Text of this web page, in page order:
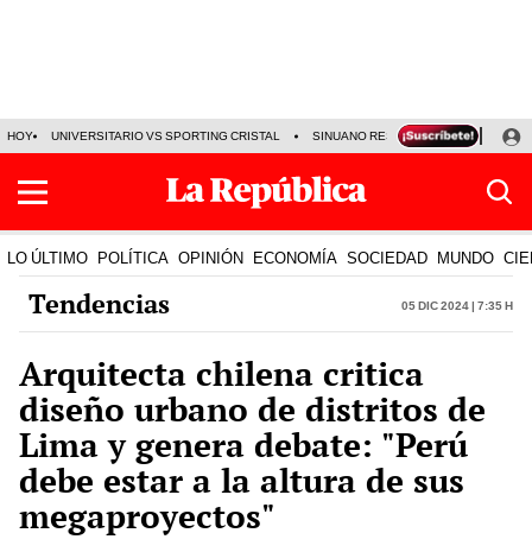
HOY UNIVERSITARIO VS SPORTING CRISTAL SINUANO RESULTADOS HOY
LO ÚLTIMO POLÍTICA OPINIÓN ECONOMÍA SOCIEDAD MUNDO
Tendencias 05 Dic 2024 | 7:35 h
Arquitecta chilena critica
diseño urbano de distritos de
Lima y genera debate: "Perú
debe estar a la altura de sus
megaproyectos"